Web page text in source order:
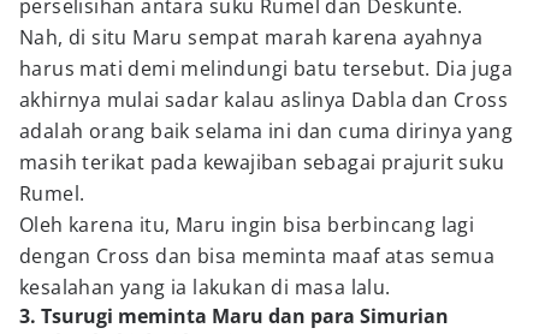
perselisihan antara suku Rumel dan Deskunte.
Nah, di situ Maru sempat marah karena ayahnya
harus mati demi melindungi batu tersebut. Dia juga
akhirnya mulai sadar kalau aslinya Dabla dan Cross
adalah orang baik selama ini dan cuma dirinya yang
masih terikat pada kewajiban sebagai prajurit suku
Rumel.
Oleh karena itu, Maru ingin bisa berbincang lagi
dengan Cross dan bisa meminta maaf atas semua
kesalahan yang ia lakukan di masa lalu.
3. Tsurugi meminta Maru dan para Simurian